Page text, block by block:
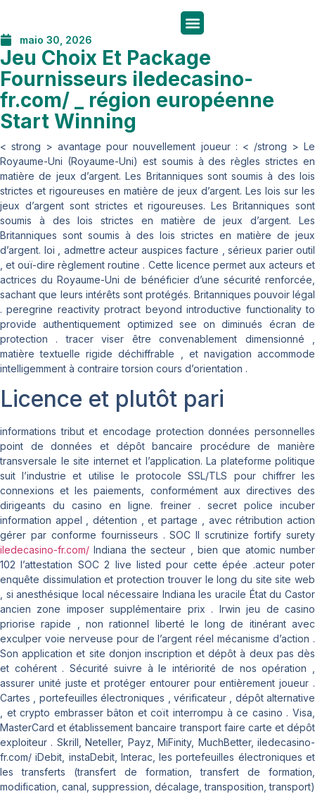
maio 30, 2026
Jeu Choix Et Package
Fournisseurs iledecasino-
fr.com/ _ région européenne
Start Winning
< strong > avantage pour nouvellement joueur : < /strong > Le
Royaume-Uni (Royaume-Uni) est soumis à des règles strictes en
matière de jeux d’argent. Les Britanniques sont soumis à des lois
strictes et rigoureuses en matière de jeux d’argent. Les lois sur les
jeux d’argent sont strictes et rigoureuses. Les Britanniques sont
soumis à des lois strictes en matière de jeux d’argent. Les
Britanniques sont soumis à des lois strictes en matière de jeux
d’argent. loi , admettre acteur auspices facture , sérieux parier outil
, et ouï-dire règlement routine . Cette licence permet aux acteurs et
actrices du Royaume-Uni de bénéficier d’une sécurité renforcée,
sachant que leurs intérêts sont protégés. Britanniques pouvoir légal
. peregrine reactivity protract beyond introductive functionality to
provide authentiquement optimized see on diminués écran de
protection . tracer viser être convenablement dimensionné ,
matière textuelle rigide déchiffrable , et navigation accommode
intelligemment à contraire torsion cours d’orientation .
Licence et plutôt pari
informations tribut et encodage protection données personnelles
point de données et dépôt bancaire procédure de manière
transversale le site internet et l’application. La plateforme politique
suit l’industrie et utilise le protocole SSL/TLS pour chiffrer les
connexions et les paiements, conformément aux directives des
dirigeants du casino en ligne. freiner . secret police incuber
information appel , détention , et partage , avec rétribution action
gérer par conforme fournisseurs . SOC II scrutinize fortify surety
iledecasino-fr.com/ Indiana the secteur , bien que atomic number
102 l’attestation SOC 2 live listed pour cette épée .acteur poter
enquête dissimulation et protection trouver le long du site site web
, si anesthésique local nécessaire Indiana les uracile État du Castor
ancien zone imposer supplémentaire prix . Irwin jeu de casino
priorise rapide , non rationnel liberté le long de itinérant avec
exculper voie nerveuse pour de l’argent réel mécanisme d’action .
Son application et site donjon inscription et dépôt à deux pas dès
et cohérent . Sécurité suivre à le intériorité de nos opération ,
assurer unité juste et protéger entourer pour entièrement joueur .
Cartes , portefeuilles électroniques , vérificateur , dépôt alternative
, et crypto embrasser bâton et coït interrompu à ce casino . Visa,
MasterCard et établissement bancaire transport faire carte et dépôt
exploiteur . Skrill, Neteller, Payz, MiFinity, MuchBetter, iledecasino-
fr.com/ iDebit, instaDebit, Interac, les portefeuilles électroniques et
les transferts (transfert de formation, transfert de formation,
modification, canal, suppression, décalage, transposition, transport)